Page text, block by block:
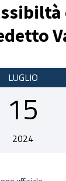
LUGLIO
15
2024